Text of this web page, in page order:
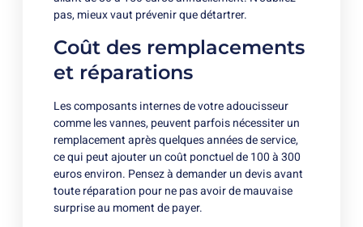
pas, mieux vaut prévenir que détartrer.
Coût des remplacements
et réparations
Les composants internes de votre adoucisseur
comme les vannes, peuvent parfois nécessiter un
remplacement après quelques années de service,
ce qui peut ajouter un coût ponctuel de 100 à 300
euros environ. Pensez à demander un devis avant
toute réparation pour ne pas avoir de mauvaise
surprise au moment de payer.